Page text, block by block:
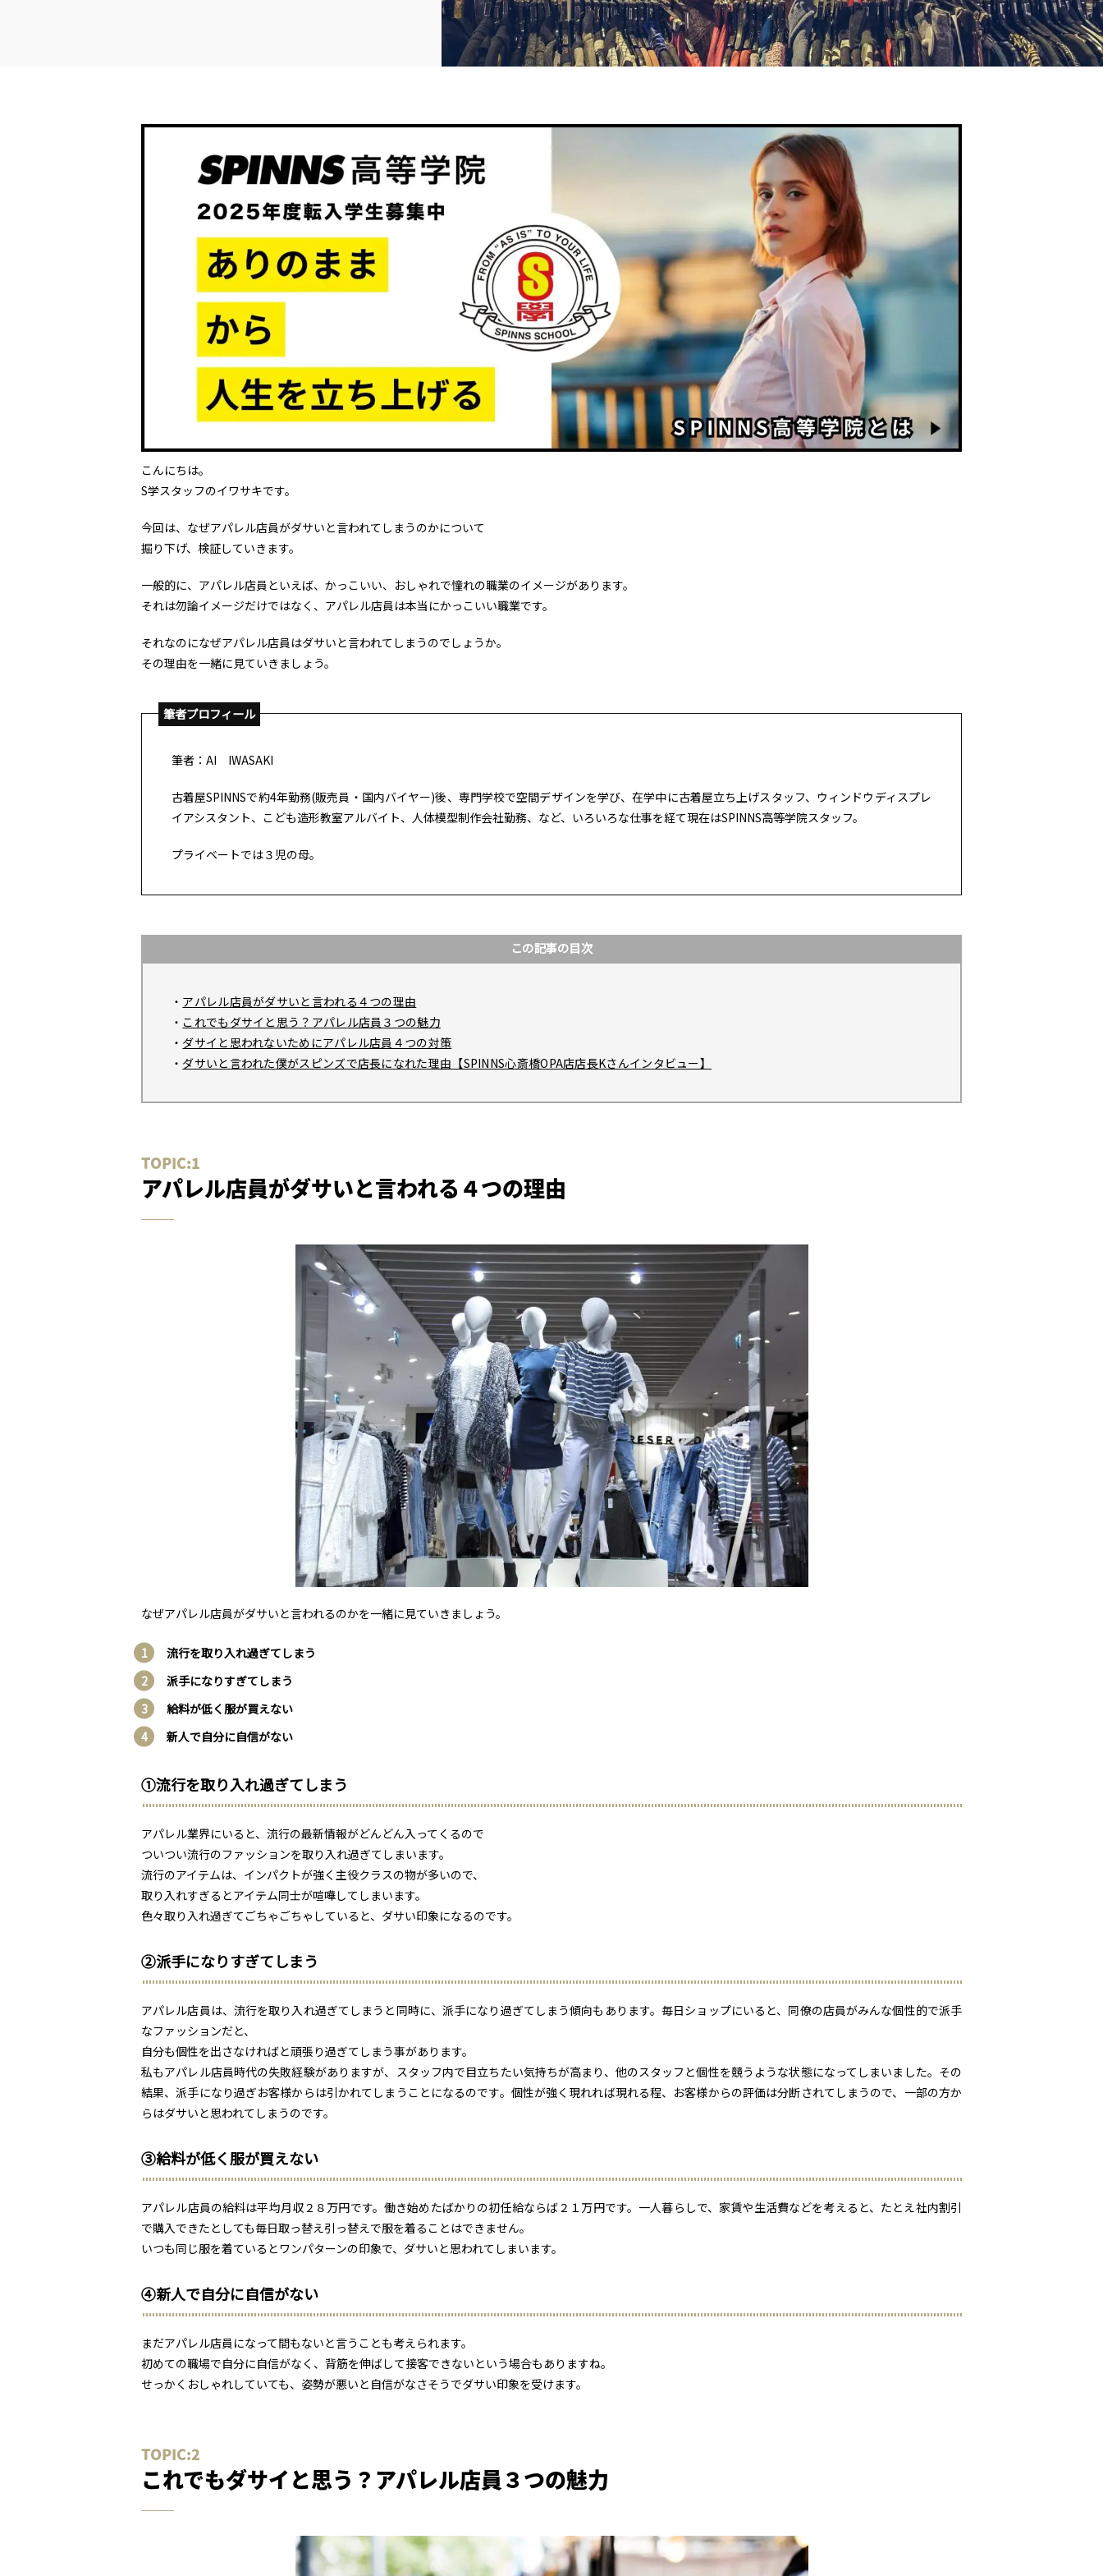
こんにちは。
S学スタッフのイワサキです。
今回は、なぜアパレル店員がダサいと言われてしまうのかについて
掘り下げ、検証していきます。
一般的に、アパレル店員といえば、かっこいい、おしゃれで憧れの職業のイメージがあります。
それは勿論イメージだけではなく、アパレル店員は本当にかっこいい職業です。
それなのになぜアパレル店員はダサいと言われてしまうのでしょうか。
その理由を一緒に見ていきましょう。
筆者プロフィール
筆者：AI IWASAKI
古着屋SPINNSで約4年勤務(販売員・国内バイヤー)後、専門学校で空間デザインを学び、在学中に古着屋立ち上げスタッフ、ウィンドウディスプレ
イアシスタント、こども造形教室アルバイト、人体模型制作会社勤務、など、いろいろな仕事を経て現在はSPINNS高等学院スタッフ。
プライベートでは３児の母。
この記事の目次
・ アパレル店員がダサいと言われる４つの理由
・ これでもダサイと思う？アパレル店員３つの魅力
・ ダサイと思われないためにアパレル店員４つの対策
・ ダサいと言われた僕がスピンズで店長になれた理由【SPINNS心斎橋OPA店店長Kさんインタビュー】
アパレル店員がダサいと言われる４つの理由
なぜアパレル店員がダサいと言われるのかを一緒に見ていきましょう。
流行を取り入れ過ぎてしまう
派手になりすぎてしまう
給料が低く服が買えない
新人で自分に自信がない
①流行を取り入れ過ぎてしまう
アパレル業界にいると、流行の最新情報がどんどん入ってくるので
ついつい流行のファッションを取り入れ過ぎてしまいます。
流行のアイテムは、インパクトが強く主役クラスの物が多いので、
取り入れすぎるとアイテム同士が喧嘩してしまいます。
色々取り入れ過ぎてごちゃごちゃしていると、ダサい印象になるのです。
②派手になりすぎてしまう
アパレル店員は、流行を取り入れ過ぎてしまうと同時に、派手になり過ぎてしまう傾向もあります。毎日ショップにいると、同僚の店員がみんな個性的で派手
なファッションだと、
自分も個性を出さなければと頑張り過ぎてしまう事があります。
私もアパレル店員時代の失敗経験がありますが、スタッフ内で目立ちたい気持ちが高まり、他のスタッフと個性を競うような状態になってしまいました。その
結果、派手になり過ぎお客様からは引かれてしまうことになるのです。個性が強く現れれば現れる程、お客様からの評価は分断されてしまうので、一部の方か
らはダサいと思われてしまうのです。
③給料が低く服が買えない
アパレル店員の給料は平均月収２８万円です。働き始めたばかりの初任給ならば２１万円です。一人暮らしで、家賃や生活費などを考えると、たとえ社内割引
で購入できたとしても毎日取っ替え引っ替えで服を着ることはできません。
いつも同じ服を着ているとワンパターンの印象で、ダサいと思われてしまいます。
④新人で自分に自信がない
まだアパレル店員になって間もないと言うことも考えられます。
初めての職場で自分に自信がなく、背筋を伸ばして接客できないという場合もありますね。
せっかくおしゃれしていても、姿勢が悪いと自信がなさそうでダサい印象を受けます。
これでもダサイと思う？アパレル店員３つの魅力